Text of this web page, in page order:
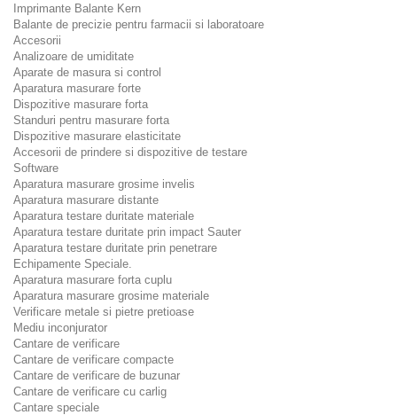
Imprimante Balante Kern
Balante de precizie pentru farmacii si laboratoare
Accesorii
Analizoare de umiditate
Aparate de masura si control
Aparatura masurare forte
Dispozitive masurare forta
Standuri pentru masurare forta
Dispozitive masurare elasticitate
Accesorii de prindere si dispozitive de testare
Software
Aparatura masurare grosime invelis
Aparatura masurare distante
Aparatura testare duritate materiale
Aparatura testare duritate prin impact Sauter
Aparatura testare duritate prin penetrare
Echipamente Speciale.
Aparatura masurare forta cuplu
Aparatura masurare grosime materiale
Verificare metale si pietre pretioase
Mediu inconjurator
Cantare de verificare
Cantare de verificare compacte
Cantare de verificare de buzunar
Cantare de verificare cu carlig
Cantare speciale